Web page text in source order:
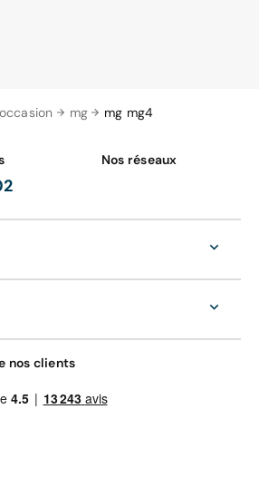
mg mg mg4
Nos réseaux
nos clients